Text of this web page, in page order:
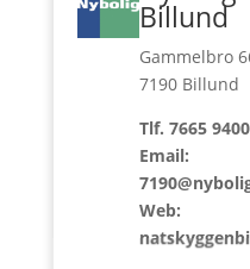
overtager boligen.
Natskyggen er
beboere og et
der ønsker at blive
område. Vil I være
næste kapitel, er det
Areal
Billund
Gammelbro
7190 Billund
Tlf. 7665 9400
Email:
Web: